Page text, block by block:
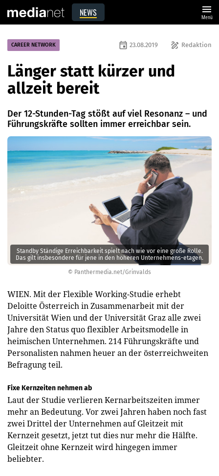
NEWS menu
Menü
© Panthermedia.net/Grinvalds
Standby Ständige Erreichbarkeit spielt nach wie vor eine große Rolle.
Das gilt insbesondere für jene in den höheren Unternehmens-etagen.
CAREER NETWORK draw Redaktion
event 23.08.2019
Länger statt kürzer und
allzeit bereit
Der 12-Stunden-Tag stößt auf viel Resonanz – und
Führungskräfte sollten immer erreichbar sein.
WIEN. Mit der Flexible Working-Studie erhebt
Deloitte Österreich in Zusammenarbeit mit der
Universität Wien und der Universität Graz alle zwei
Jahre den Status quo flexibler Arbeitsmodelle in
heimischen Unternehmen. 214 Führungskräfte und
Personalisten nahmen heuer an der österreichweiten
Befragung teil.
Fixe Kernzeiten nehmen ab
Laut der Studie verlieren Kernarbeitszeiten immer
mehr an Bedeutung. Vor zwei Jahren haben noch fast
zwei Drittel der Unternehmen auf Gleitzeit mit
Kernzeit gesetzt, jetzt tut dies nur mehr die Hälfte.
Gleitzeit ohne Kernzeit wird hingegen immer
beliebter.